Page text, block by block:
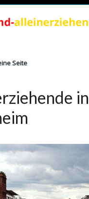
Seite
Jetzt registrieren!in